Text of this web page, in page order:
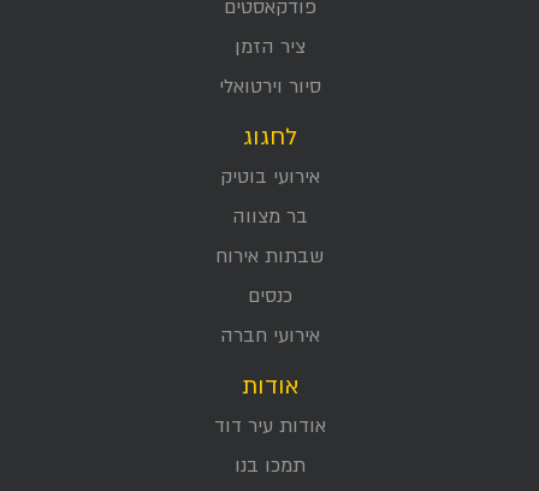
פודקאסטים
ציר הזמן
סיור וירטואלי
לחגוג
אירועי בוטיק
בר מצווה
שבתות אירוח
כנסים
אירועי חברה
אודות
אודות עיר דוד
תמכו בנו